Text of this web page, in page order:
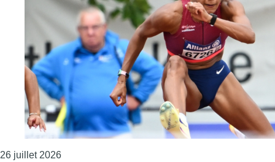
26 juillet 2026Consulter l'article "Championnats de Belgique